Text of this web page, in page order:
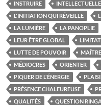
INSTRUIRE
L'INITIATION QUI RÉVEILLE
LA LUMIÈRE
LA PANOPLIE
LEUR ÊTRE GLOBAL
LUTTE DE POUVOIR
MÉDIOCRES
ORIENTER
PIQUER DE L'ÉNERGIE
PRÉSENCE CHALEUREUSE
QUALITÉS
QUESTION